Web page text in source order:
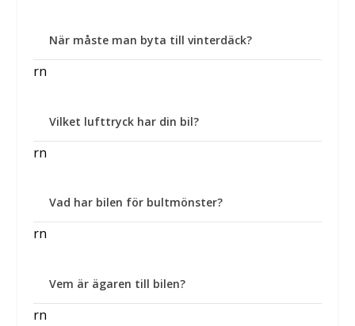
När måste man byta till vinterdäck?
rn
Vilket lufttryck har din bil?
rn
Vad har bilen för bultmönster?
rn
Vem är ägaren till bilen?
rn